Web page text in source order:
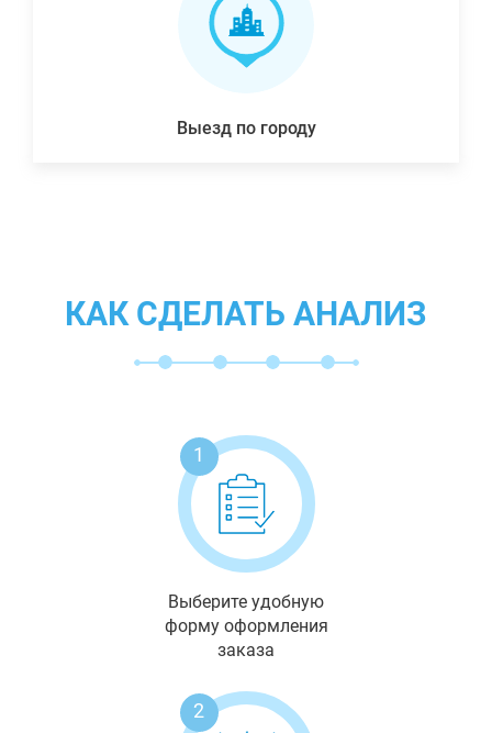
Выезд по городу
КАК СДЕЛАТЬ АНАЛИЗ
1
Выберите удобную
форму оформления
заказа
2